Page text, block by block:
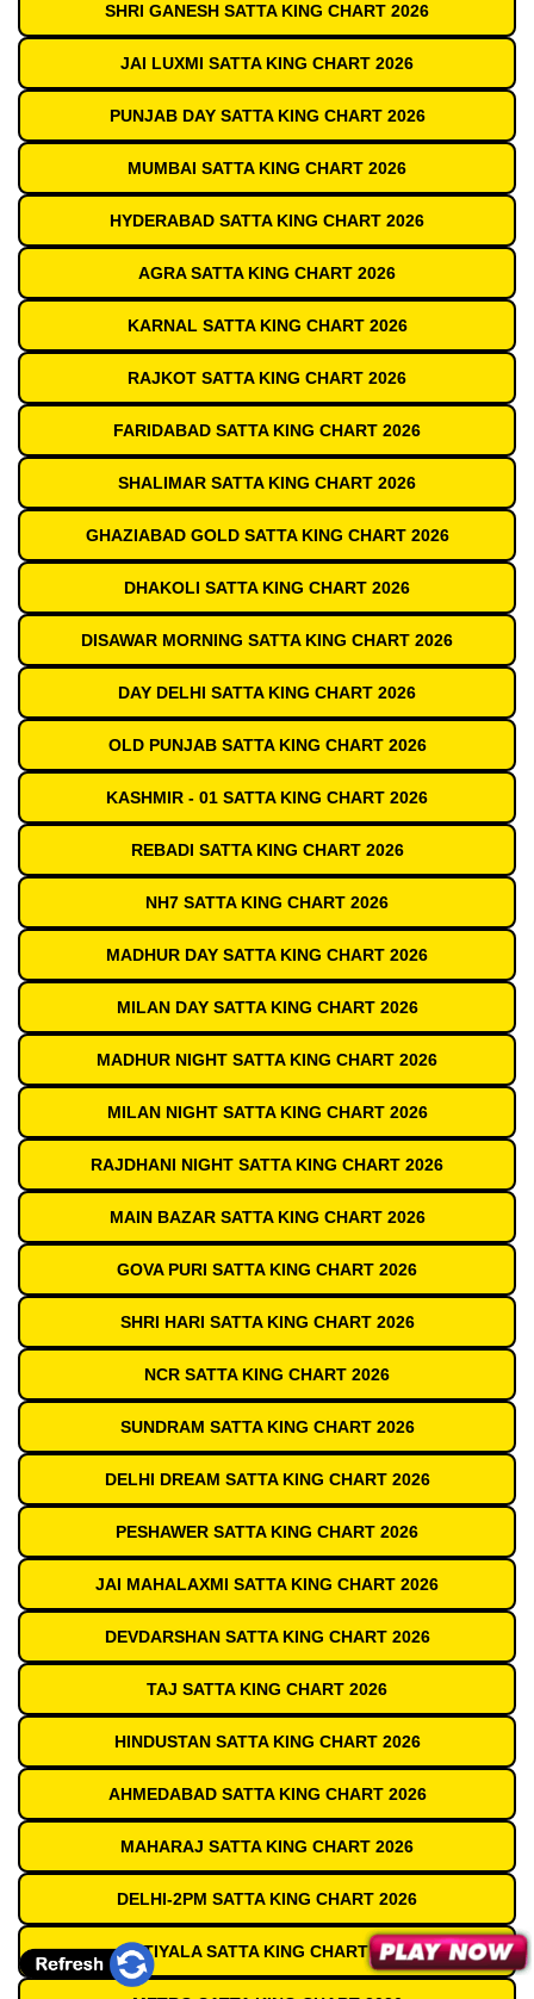
SHRI GANESH SATTA KING CHART 2026
JAI LUXMI SATTA KING CHART 2026
PUNJAB DAY SATTA KING CHART 2026
MUMBAI SATTA KING CHART 2026
HYDERABAD SATTA KING CHART 2026
AGRA SATTA KING CHART 2026
KARNAL SATTA KING CHART 2026
RAJKOT SATTA KING CHART 2026
FARIDABAD SATTA KING CHART 2026
SHALIMAR SATTA KING CHART 2026
GHAZIABAD GOLD SATTA KING CHART 2026
DHAKOLI SATTA KING CHART 2026
DISAWAR MORNING SATTA KING CHART 2026
DAY DELHI SATTA KING CHART 2026
OLD PUNJAB SATTA KING CHART 2026
KASHMIR - 01 SATTA KING CHART 2026
REBADI SATTA KING CHART 2026
NH7 SATTA KING CHART 2026
MADHUR DAY SATTA KING CHART 2026
MILAN DAY SATTA KING CHART 2026
MADHUR NIGHT SATTA KING CHART 2026
MILAN NIGHT SATTA KING CHART 2026
RAJDHANI NIGHT SATTA KING CHART 2026
MAIN BAZAR SATTA KING CHART 2026
GOVA PURI SATTA KING CHART 2026
SHRI HARI SATTA KING CHART 2026
NCR SATTA KING CHART 2026
SUNDRAM SATTA KING CHART 2026
DELHI DREAM SATTA KING CHART 2026
PESHAWER SATTA KING CHART 2026
JAI MAHALAXMI SATTA KING CHART 2026
DEVDARSHAN SATTA KING CHART 2026
TAJ SATTA KING CHART 2026
HINDUSTAN SATTA KING CHART 2026
AHMEDABAD SATTA KING CHART 2026
MAHARAJ SATTA KING CHART 2026
DELHI-2PM SATTA KING CHART 2026
PATIYALA SATTA KING CHART 2026